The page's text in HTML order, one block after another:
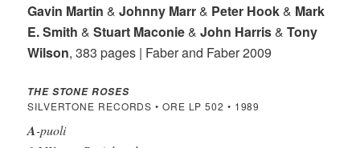
Gavin Martin &Johnny Marr& Peter Hook& Mark
E. Smith &Stuart Maconie&John Harris&Tony
Wilson, 383 pages | Faber and Faber 2009
THE STONE ROSES
SILVERTONE RECORDS • ORE LP 502 • 1989
A-puoli